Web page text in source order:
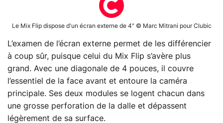
Le Mix Flip dispose d'un écran externe de 4" © Marc Mitrani pour Clubic
L’examen de l’écran externe permet de les différencier
à coup sûr, puisque celui du Mix Flip s’avère plus
grand. Avec une diagonale de 4 pouces, il couvre
l’essentiel de la face avant et entoure la caméra
principale. Ses deux modules se logent chacun dans
une grosse perforation de la dalle et dépassent
légèrement de sa surface.